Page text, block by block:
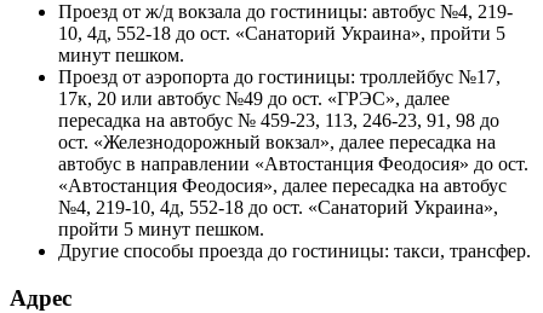
Проезд от ж/д вокзала до гостиницы: автобус №4, 219-
10, 4д, 552-18 до ост. «Санаторий Украина», пройти 5
минут пешком.
Проезд от аэропорта до гостиницы: троллейбус №17,
17к, 20 или автобус №49 до ост. «ГРЭС», далее
пересадка на автобус № 459-23, 113, 246-23, 91, 98 до
ост. «Железнодорожный вокзал», далее пересадка на
автобус в направлении «Автостанция Феодосия» до ост.
«Автостанция Феодосия», далее пересадка на автобус
№4, 219-10, 4д, 552-18 до ост. «Санаторий Украина»,
пройти 5 минут пешком.
Другие способы проезда до гостиницы: такси, трансфер.
Адрес